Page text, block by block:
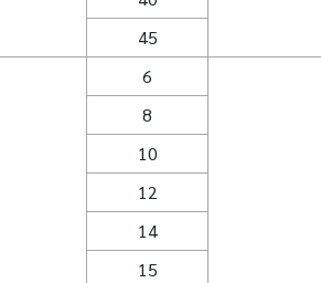
45
6
8
10
12
14
15